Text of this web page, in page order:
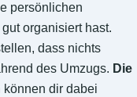
persönlichen
organisiert hast.
dass nichts
des Umzugs. Die
können dir dabei